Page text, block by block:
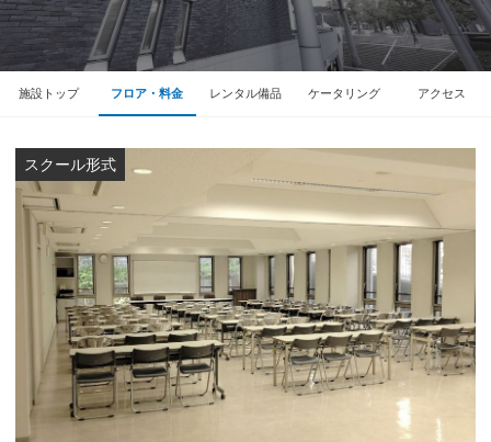
施設トップ フロア・料金 レンタル備品 ケータリング アクセス
スクール形式